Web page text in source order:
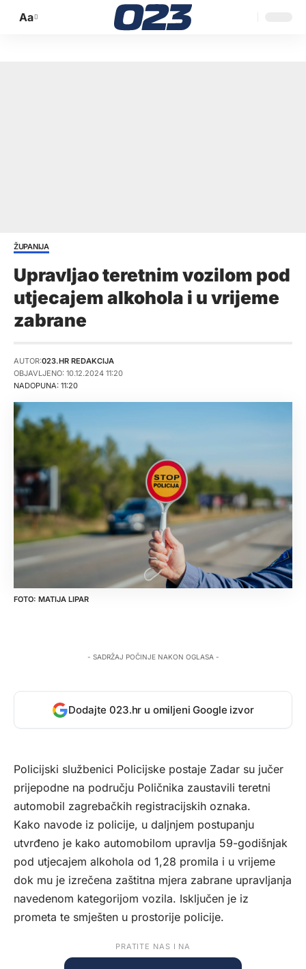
Promijeni
Aa
ŽUPANIJA
Upravljao teretnim vozilom pod
utjecajem alkohola i u vrijeme
zabrane
NADOPUNA: 11:20
AUTOR:023.HR REDAKCIJA
OBJAVLJENO: 10.12.2024 11:20
MATIJA LIPAR
- SADRŽAJ POČINJE NAKON OGLASA -
Dodajte 023.hr u omiljeni Google izvor
Policijski službenici Policijske postaje Zadar su jučer
prijepodne na području Poličnika zaustavili teretni
automobil zagrebačkih registracijskih oznaka.
Kako navode iz policije, u daljnjem postupanju
utvrđeno je kako automobilom upravlja 59-godišnjak
pod utjecajem alkohola od 1,28 promila i u vrijeme
dok mu je izrečena zaštitna mjera zabrane upravljanja
navedenom kategorijom vozila. Isključen je iz
prometa te smješten u prostorije policije.
PRATITE NAS I NA